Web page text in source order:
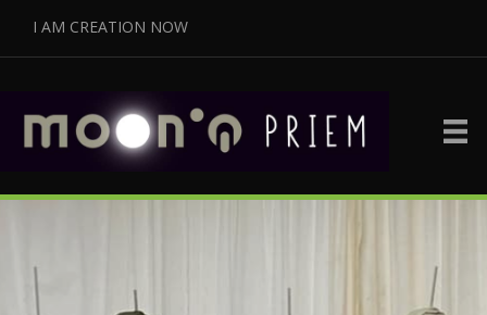
I AM CREATION NOW